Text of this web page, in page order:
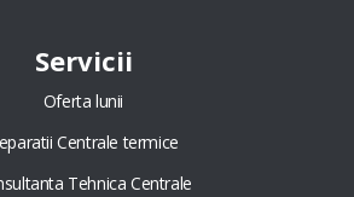
Servicii
Oferta lunii
Centrale termice
Tehnica Centrale